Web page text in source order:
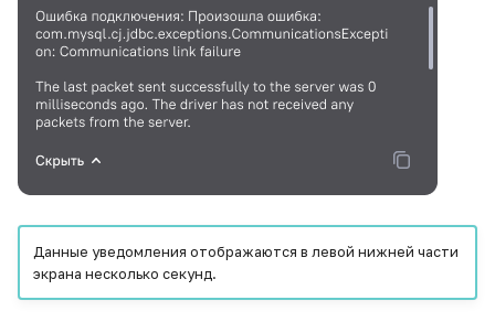
данных
ETL-блоки
Вычисляемые поля
Вычисляемые таблицы
Работа с каталогами
Удаление виджета
Клонирование виджета
Экспорт данных
Email рассылки
Общий доступ
Наследуемые права
Действия пользователей
Фильтры
Контейнеры
Замена источников в
модели данных
Заполнение вычисляемой
таблицы данными из
таблицы источника
значений датасета
Звёздный рейтинг
Комбинированная
диаграмма с
Комбинированная
диаграмма (гор.)
диаграмма с
накоплением (гор.)
Данные уведомления отображаются в левой нижней части
экрана несколько секунд.